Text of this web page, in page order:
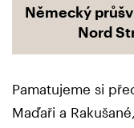
Německý
Nord
Pamatujeme si
Maďaři a